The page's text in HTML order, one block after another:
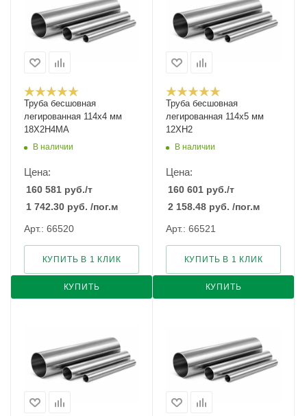
Труба бесшовная
легированная 114х4 мм
18Х2Н4МА
В наличии
Цена:
160 581 руб./т
1 742.30 руб. /пог.м
Арт.: 66520
КУПИТЬ
КУПИТЬ В 1 КЛИК
Труба бесшовная
легированная 114х5 мм
12ХН2
В наличии
Цена:
160 601 руб./т
2 158.48 руб. /пог.м
Арт.: 66521
КУПИТЬ
КУПИТЬ В 1 КЛИК